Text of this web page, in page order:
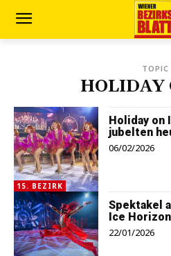
TOPIC
HOLIDAY
15. BEZIRK
Holiday on
jubelten
06/02/2026
Spektakel
Ice
22/01/2026